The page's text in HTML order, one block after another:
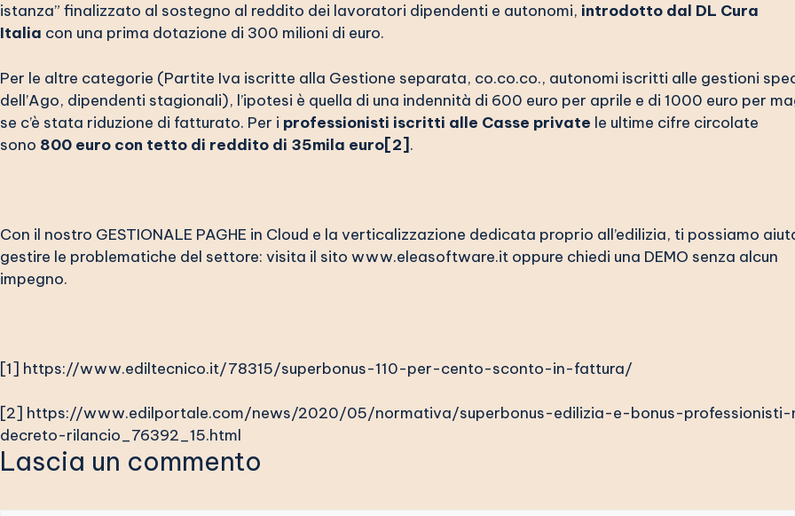
istanza” finalizzato al sostegno al reddito dei lavoratori dipendenti e autonomi, introdotto dal DL Cura
Italia con una prima dotazione di 300 milioni di euro.
Per le altre categorie (Partite Iva iscritte alla Gestione separata, co.co.co., autonomi iscritti alle gestioni
dell’Ago, dipendenti stagionali), l’ipotesi è quella di una indennità di 600 euro per aprile e di 1000 euro per
se c’è stata riduzione di fatturato. Per i professionisti iscritti alle Casse private le ultime cifre circolate
sono 800 euro con tetto di reddito di 35mila euro[2] .
Con il nostro GESTIONALE PAGHE in Cloud e la verticalizzazione dedicata proprio all’edilizia, ti possiamo
gestire le problematiche del settore: visita il sito www.eleasoftware.it oppure chiedi una DEMO senza alcun
impegno.
[1] https://www.ediltecnico.it/78315/superbonus-110-per-cento-sconto-in-fattura/
[2] https://www.edilportale.com/news/2020/05/normativa/superbonus-edilizia-e-bonus-
decreto-rilancio_76392_15.html
Lascia un commento